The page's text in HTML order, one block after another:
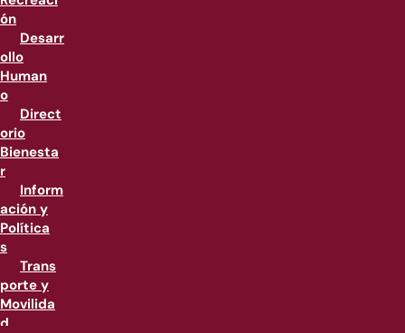
ón
Desarr
ollo
Human
o
Direct
orio
Bienesta
r
Inform
ación y
Política
s
Trans
porte y
Movilida
d